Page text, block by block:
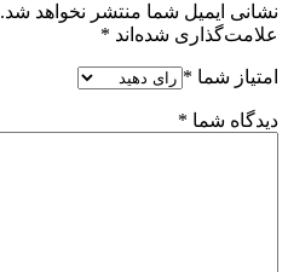
نشانی ایمیل شما منتشر نخواهد شد.
علامت‌گذاری شده‌اند *
امتیاز شما *
دیدگاه شما *